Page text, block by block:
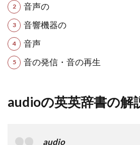
音声の
音響機器の
音声
音の発信・音の再生
audioの英英辞書の解
audio